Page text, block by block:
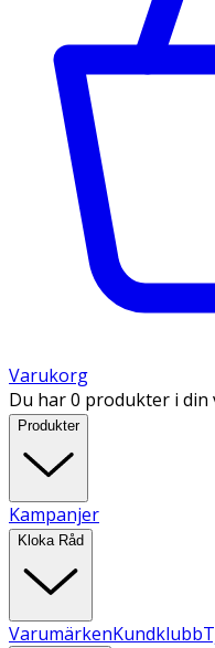
Varukorg
Du har 0 produkter i din
Produkter
Kampanjer
Kloka Råd
VarumärkenKundklubb